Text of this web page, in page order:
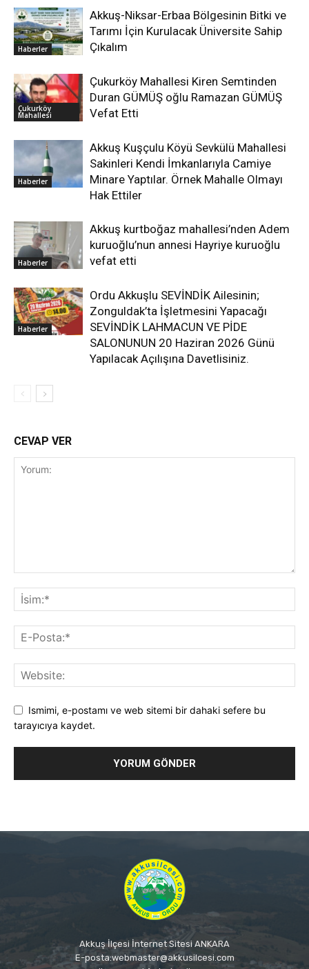
Haberler
Akkuş-Niksar-Erbaa Bölgesinin Bitki ve
Tarımı İçin Kurulacak Üniversite Sahip
Çıkalım
Çukurköy
Mahallesi
Çukurköy Mahallesi Kiren Semtinden
Duran GÜMÜŞ oğlu Ramazan GÜMÜŞ
Vefat Etti
Haberler
Akkuş Kuşçulu Köyü Sevkülü Mahallesi
Sakinleri Kendi İmkanlarıyla Camiye
Minare Yaptılar. Örnek Mahalle Olmayı
Hak Ettiler
Haberler
Akkuş kurtboğaz mahallesi’nden Adem
kuruoğlu’nun annesi Hayriye kuruoğlu
vefat etti
Haberler
Ordu Akkuşlu SEVİNDİK Ailesinin;
Zonguldak’ta İşletmesini Yapacağı
SEVİNDİK LAHMACUN VE PİDE
SALONUNUN 20 Haziran 2026 Günü
Yapılacak Açılışına Davetlisiniz.
CEVAP VER
Ismimi, e-postamı ve web sitemi bir dahaki sefere bu
tarayıcıya kaydet.
Akkuş İlçesi İnternet Sitesi ANKARA
E-posta:webmaster@akkusilcesi.com